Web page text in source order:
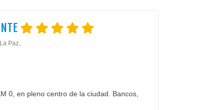
Paz,
0, en pleno centro de la ciudad. Bancos,